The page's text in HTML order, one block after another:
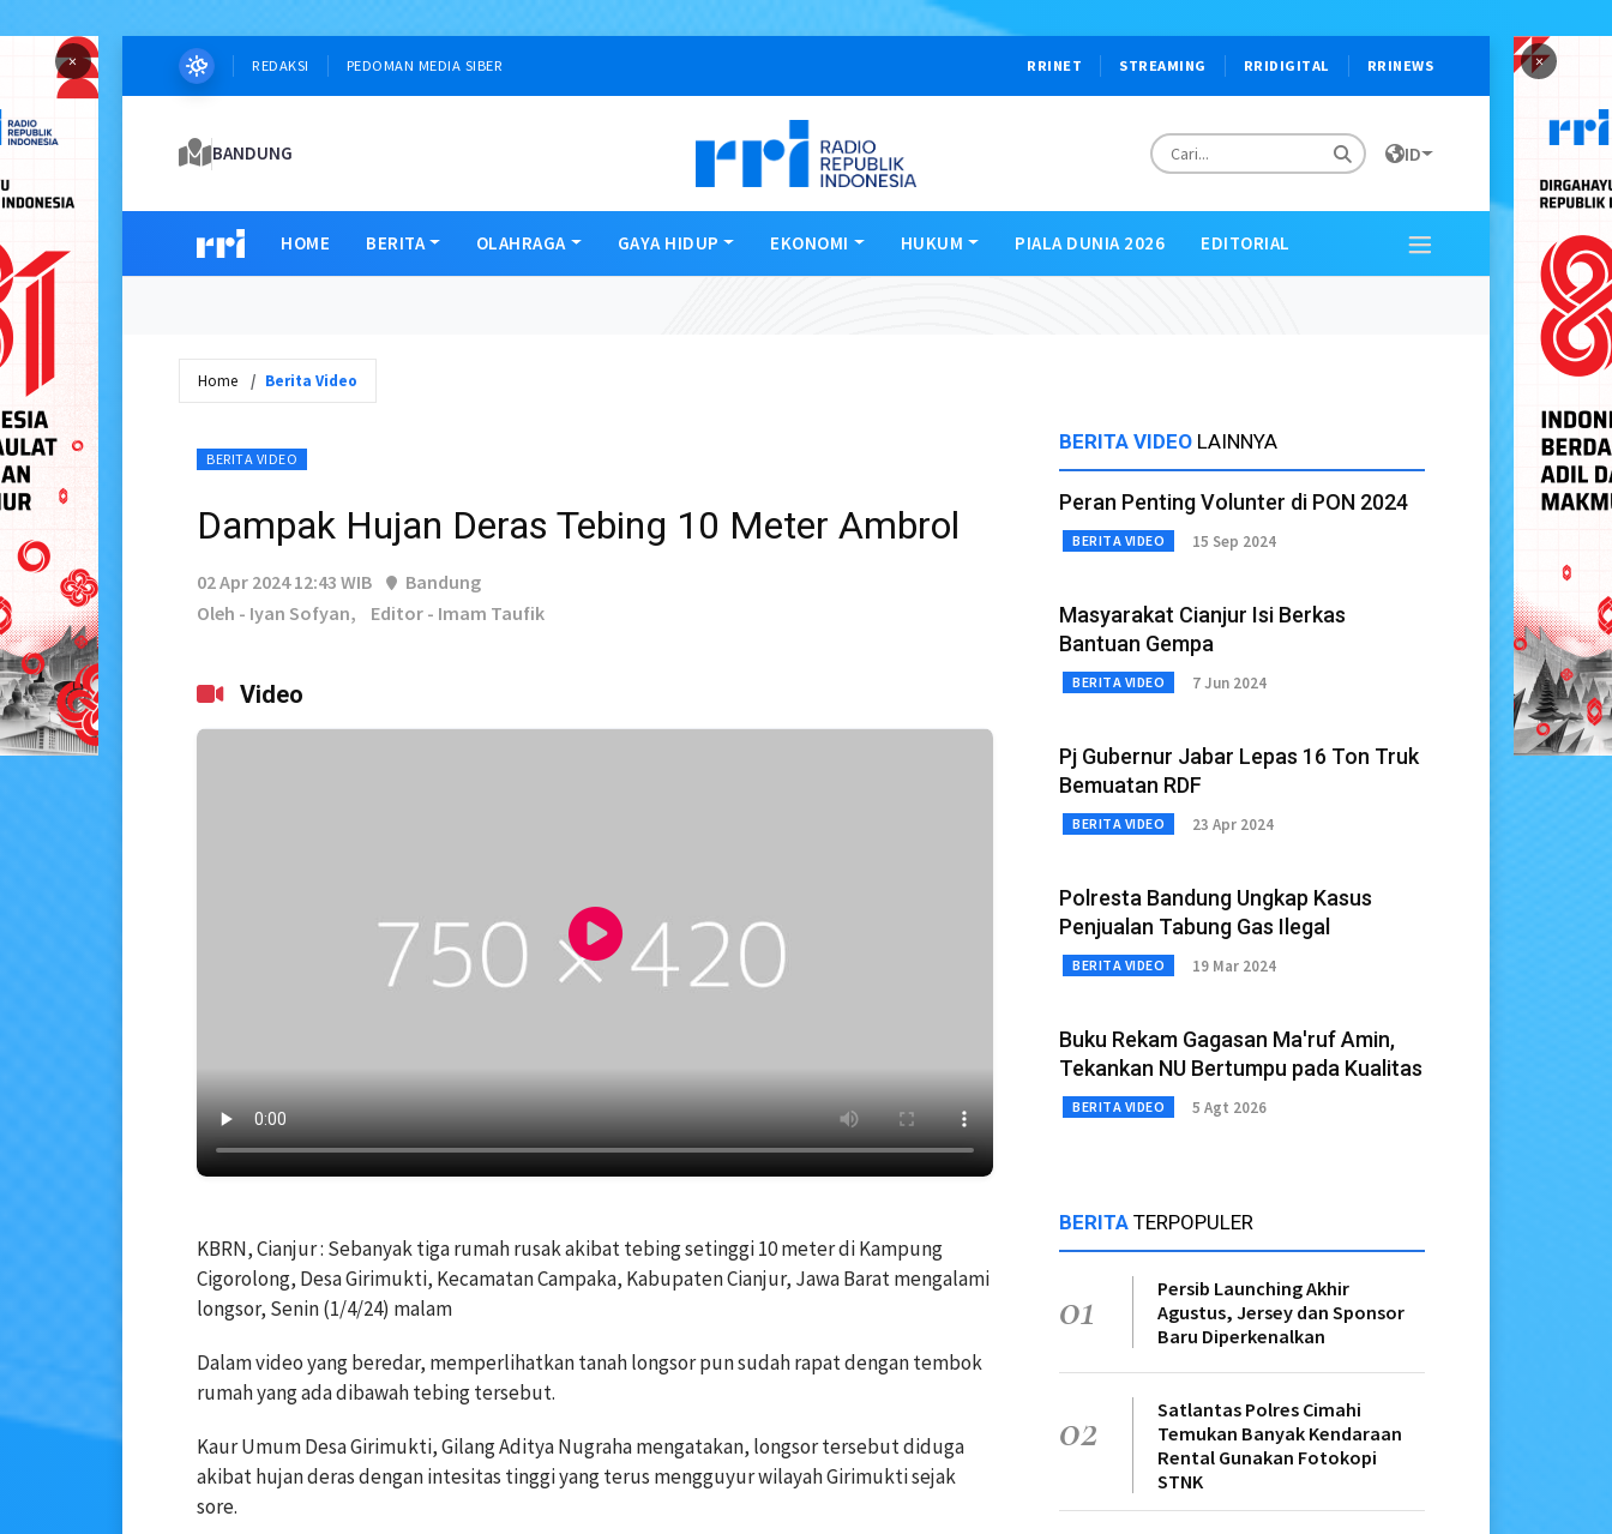
× ×
REDAKSI PEDOMAN MEDIA SIBER RRINET STREAMING RRIDIGITAL RRINEWS
BANDUNG ID
HOME BERITA OLAHRAGA GAYA HIDUP EKONOMI HUKUM PIALA DUNIA 2026 EDITORIAL
Home Berita Video
BERITA VIDEO
Dampak Hujan Deras Tebing 10 Meter Ambrol
02 Apr 2024 12:43 WIB
Bandung
Oleh - Iyan Sofyan,
Editor - Imam Taufik
Video
KBRN, Cianjur : Sebanyak tiga rumah rusak akibat tebing setinggi 10 meter di Kampung
Cigorolong, Desa Girimukti, Kecamatan Campaka, Kabupaten Cianjur, Jawa Barat mengalami
longsor, Senin (1/4/24) malam
Dalam video yang beredar, memperlihatkan tanah longsor pun sudah rapat dengan tembok
rumah yang ada dibawah tebing tersebut.
Kaur Umum Desa Girimukti, Gilang Aditya Nugraha mengatakan, longsor tersebut diduga
akibat hujan deras dengan intesitas tinggi yang terus mengguyur wilayah Girimukti sejak
sore.
BERITA VIDEO LAINNYA
Peran Penting Volunter di PON 2024
BERITA VIDEO 15 Sep 2024
Masyarakat Cianjur Isi Berkas
Bantuan Gempa
BERITA VIDEO 7 Jun 2024
Pj Gubernur Jabar Lepas 16 Ton Truk
Bemuatan RDF
BERITA VIDEO 23 Apr 2024
Polresta Bandung Ungkap Kasus
Penjualan Tabung Gas Ilegal
BERITA VIDEO 19 Mar 2024
Buku Rekam Gagasan Ma'ruf Amin,
Tekankan NU Bertumpu pada Kualitas
BERITA VIDEO 5 Agt 2026
BERITA TERPOPULER
01
Persib Launching Akhir
Agustus, Jersey dan Sponsor
Baru Diperkenalkan
02
Satlantas Polres Cimahi
Temukan Banyak Kendaraan
Rental Gunakan Fotokopi
STNK